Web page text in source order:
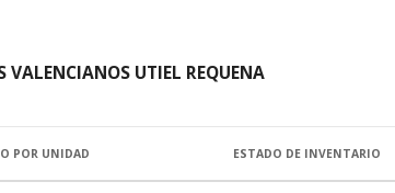
VALENCIANOS UTIEL REQUENA
POR UNIDAD ESTADO DE INVENTARIO